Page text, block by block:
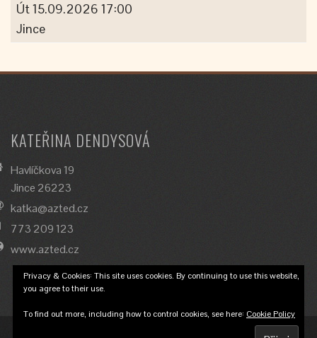
Út 15.09.2026 17:00
Jince
KATEŘINA DENDYSOVÁ
Havlíčkova 19
Jince 26223
katka@azted.cz
773 209 123
www.azted.cz
Privacy & Cookies: This site uses cookies. By continuing to use this website,
you agree to their use.
To find out more, including how to control cookies, see here: Cookie Policy